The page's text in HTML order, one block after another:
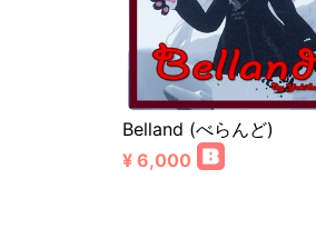
Belland (べらんど)
¥ 6,000